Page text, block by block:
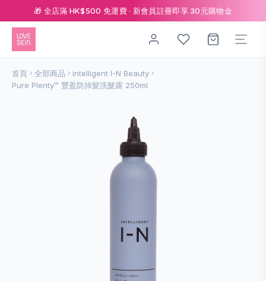
🎁 全店滿 HK$500 免運費 · 新會員註冊即享 30元購物金
首頁 全部商品
intelligent I-N Beauty
Pure Plenty™ 豐盈防掉髮洗髮露 250ml